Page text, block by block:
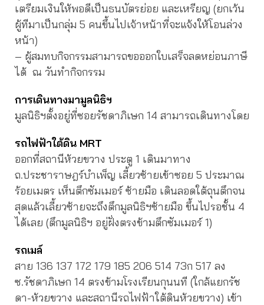
เตรียมเงินให้พอดีเป็นธนบัตรย่อย และเหรียญ (ยกเว้น
ผู้ทีมาเป็นกลุ่ม 5 คนขึ้นไปเจ้าหน้าที่จะแจ้งให้โอนล่วง
หน้า)
– ผู้สมทบกิจกรรมสามารถขอออกใบเสร็จลดหย่อนภาษี
ได้ ณ วันทำกิจกรรม
การเดินทางมามูลนิธิฯ
มูลนิธิฯตั้งอยู่ที่ซอยรัชดาภิเษก 14 สามารถเดินทางโดย
รถไฟฟ้าใต้ดิน MRT
ออกที่สถานีห้วยขวาง ประตู 1 เดินมาทาง
ถ.ประชาราษฎร์บำเพ็ญ เลี้ยวซ้ายเข้าซอย 5 ประมาณ
ร้อยเมตร เห็นตึกซัมเมอร์ ซ้ายมือ เดินลอดใต้ถุนตึกจน
สุดแล้วเลี้ยวซ้ายจะถึงตึกมูลนิธิฯซ้ายมือ ขึ้นไปรอชั้น 4
ได้เลย (ตึกมูลนิธิฯ อยู่ฝั่งตรงข้ามตึกซัมเมอร์ 1)
รถเมล์
สาย 136 137 172 179 185 206 514 73ก 517 ลง
ซ.รัชดาภิเษก 14 ตรงข้ามโรงเรียนกุนนที (ใกล้แยกรัช
ดา-ห้วยขวาง และสถานีรถไฟฟ้าใต้ดินห้วยขวาง) เข้า